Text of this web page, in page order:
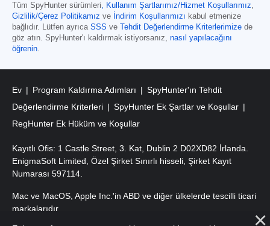
Tüm SpyHunter sürümleri, Kullanım Şartlarımız/Hizmet Koşullarımız,
Gizlilik/Çerez Politikamız ve İndirim Koşullarımızı kabul etmenize
bağlıdır. Lütfen ayrıca SSS ve Tehdit Değerlendirme Kriterlerimize de
göz atın. SpyHunter'ı kaldırmak istiyorsanız, nasıl yapılacağını
öğrenin.
Ev Program Kaldırma Adımları
SpyHunter'ın Tehdit
Değerlendirme Kriterleri
SpyHunter Ek Şartlar ve Koşullar
RegHunter Ek Hüküm ve Koşullar
Kayıtlı Ofis: 1 Castle Street, 3. Kat, Dublin 2 D02XD82 İrlanda.
EnigmaSoft Limited, Özel Şirket Sınırlı hisseli, Şirket Kayıt
Numarası 597114.
Mac ve MacOS, Apple Inc.'in ABD ve diğer ülkelerde tescilli ticari
markalarıdır.